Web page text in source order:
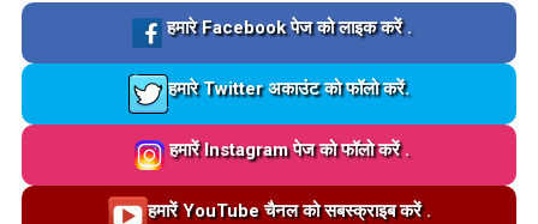
Loading…
हमारे Facebook पेज को लाइक करें .
Loading…
हमारे Twitter अकाउंट को फॉलो करें.
Loading…
हमारें Instagram पेज को फॉलो करें .
Loading…
हमारें YouTube चैनल को सबस्क्राइब करें .